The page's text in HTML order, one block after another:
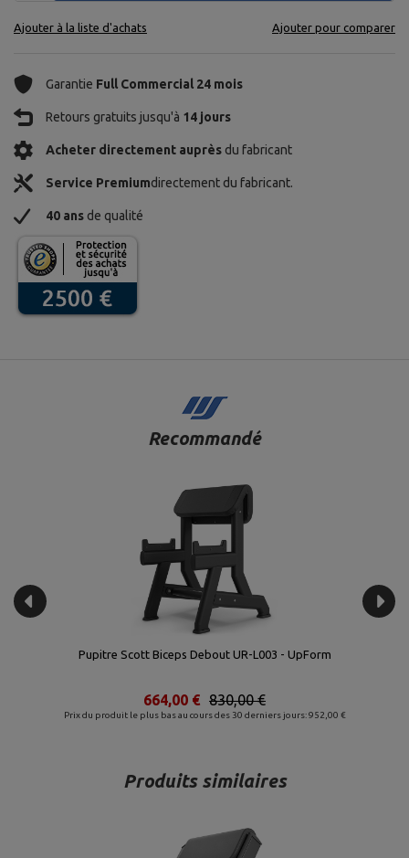
Ajouter à la liste d'achats Ajouter pour comparer
Garantie Full Commercial 24 mois
Retours gratuits jusqu'à 14 jours
Acheter directement auprès du fabricant
Service Premiumdirectement du fabricant.
40 ans de qualité
Recommandé
Banc Scott Pupitre à Biceps UR-L004 -
Prix du produit le plus bas au cours des 30 derniers jours:
728,00 €
Produits similaires